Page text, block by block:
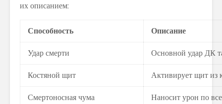
их описанием:
Способность Описание
Удар смерти Основной удар ДК
Костяной щит Активирует щит из
Смертоносная чума Наносит урон по